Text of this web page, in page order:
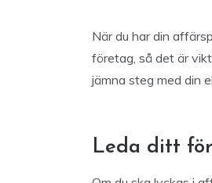
När du har din
företag, så det är
jämna steg med din
Leda ditt